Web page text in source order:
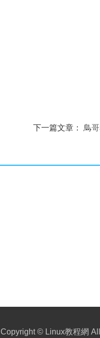
下一篇文章： 鳥
Copyright © Linux教程網